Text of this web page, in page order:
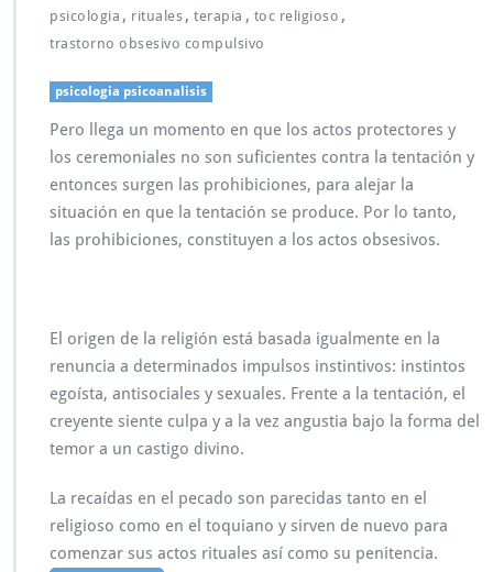
psicologia , rituales , terapia , toc religioso ,
trastorno obsesivo compulsivo
psicologia psicoanalisis
Pero llega un momento en que los actos protectores y
los ceremoniales no son suficientes contra la tentación y
entonces surgen las prohibiciones, para alejar la
situación en que la tentación se produce. Por lo tanto,
las prohibiciones, constituyen a los actos obsesivos.
El origen de la religión está basada igualmente en la
renuncia a determinados impulsos instintivos: instintos
egoísta, antisociales y sexuales. Frente a la tentación, el
creyente siente culpa y a la vez angustia bajo la forma del
temor a un castigo divino.
La recaídas en el pecado son parecidas tanto en el
religioso como en el toquiano y sirven de nuevo para
comenzar sus actos rituales así como su penitencia.